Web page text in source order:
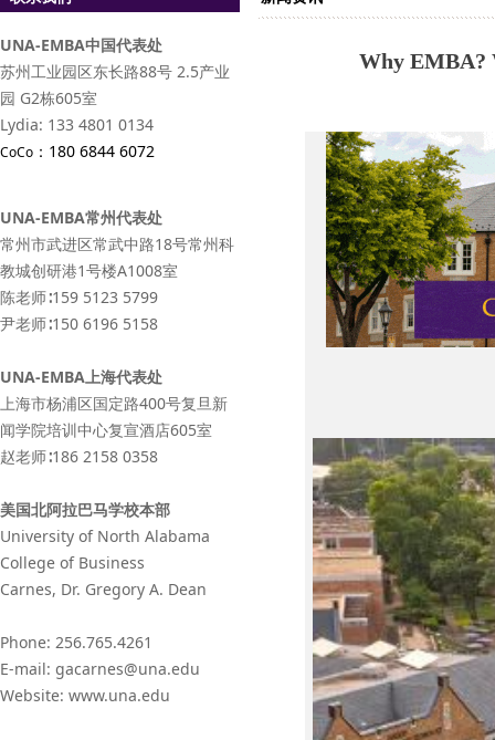
UNA-EMBA中国代表处
苏州工业园区东长路88号 2.5产业
园 G2栋605室
Lydia: 133 4801 0134
CoCo ： 180 6844 6072
UNA-EMBA常州代表处
常州市武进区常武中路18号常州科
教城创研港1号楼A1008室
陈老师∶159 5123 5799
尹老师∶150 6196 5158
UNA-EMBA上海代表处
上海市杨浦区国定路400号复旦新
闻学院培训中心复宣酒店605室
赵老师∶186 2158 0358
美国北阿拉巴马学校本部
University of North Alabama
College of Business
Carnes, Dr. Gregory A. Dean
Phone: 256.765.4261
E-mail: gacarnes@una.edu
Website: www.una.edu
Why EMBA?